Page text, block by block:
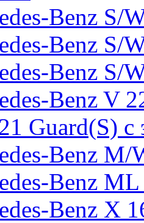
Benz S/
Benz S/
Benz S/
Benz V
Guard(S) с
Benz M/
Benz
Benz X